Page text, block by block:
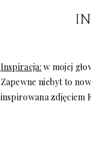
Inspiracja: w mojej
Zapewne niebyt to
inspirowana zdjęciem